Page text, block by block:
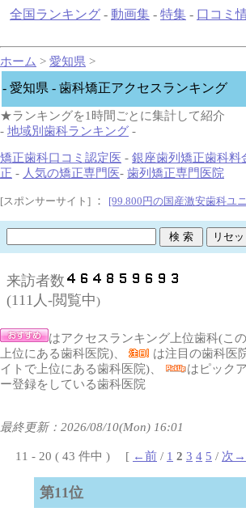
全国ランキング - 動画集 - 特集 - 口コミ
ホーム > 愛知県 >
- 愛知県 - 歯科矯正アクセスランキング
★ランキングを1時間ごとに集計して紹介
- 地域別歯科ランキング -
矯正歯科口コミ認定医 - 銀座歯列矯正歯科料
正 - 人気の矯正専門医- 歯列矯正専門医院
[スポンサーサイト] ： [99.800円の国産激安歯科ユ
来訪者数
(111人-閲覧中)
はアクセスランキング上位歯科(こ
上位にある歯科医院)、
は注目の歯科医
イトで上位にある歯科医院)、
はピック
ー登録をしている歯科医院
最終更新：2026/08/10(Mon) 16:01
11 - 20 ( 43 件中 ) [ ←前 / 1 2 3 4 5 / 次→
第11位